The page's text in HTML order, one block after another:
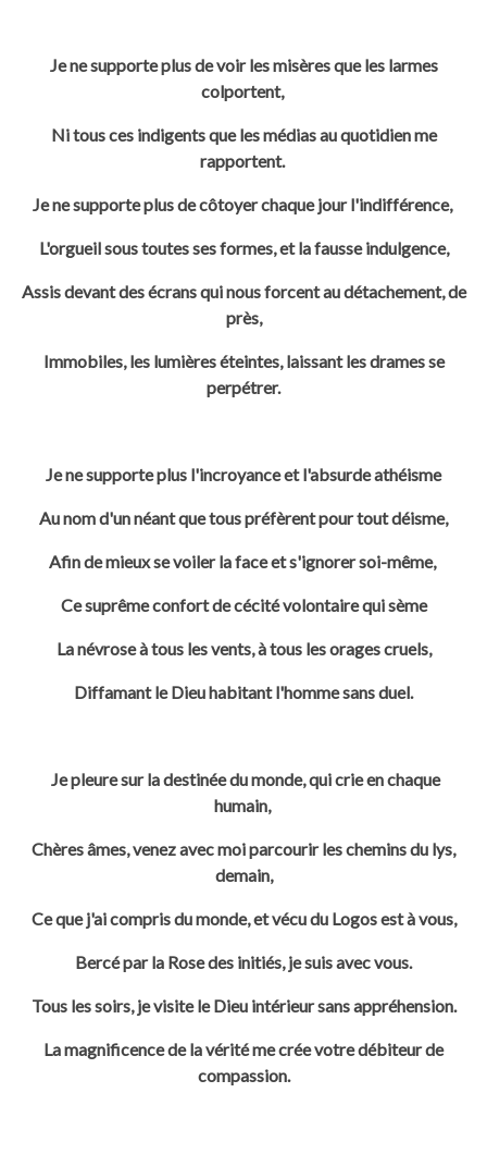
Je ne supporte plus de voir les misères que les larmes
colportent,
Ni tous ces indigents que les médias au quotidien me
rapportent.
Je ne supporte plus de côtoyer chaque jour l'indifférence,
L'orgueil sous toutes ses formes, et la fausse indulgence,
Assis devant des écrans qui nous forcent au détachement, de
près,
Immobiles, les lumières éteintes, laissant les drames se
perpétrer.
Je ne supporte plus l'incroyance et l'absurde athéisme
Au nom d'un néant que tous préfèrent pour tout déisme,
Afin de mieux se voiler la face et s'ignorer soi-même,
Ce suprême confort de cécité volontaire qui sème
La névrose à tous les vents, à tous les orages cruels,
Diffamant le Dieu habitant l'homme sans duel.
Je pleure sur la destinée du monde, qui crie en chaque
humain,
Chères âmes, venez avec moi parcourir les chemins du lys,
demain,
Ce que j'ai compris du monde, et vécu du Logos est à vous,
Bercé par la Rose des initiés, je suis avec vous.
Tous les soirs, je visite le Dieu intérieur sans appréhension.
La magnificence de la vérité me crée votre débiteur de
compassion.